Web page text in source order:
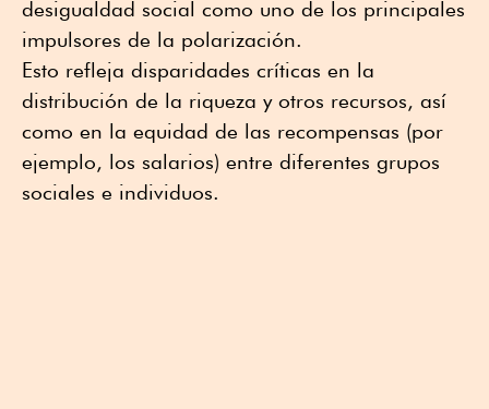
desigualdad social como uno de los principales
impulsores de la polarización.
Esto refleja disparidades críticas en la
distribución de la riqueza y otros recursos, así
como en la equidad de las recompensas (por
ejemplo, los salarios) entre diferentes grupos
sociales e individuos.